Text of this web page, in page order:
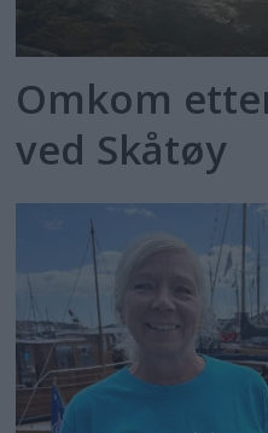
Omkom
ved Skåtøy